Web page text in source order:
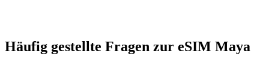
Häufig gestellte Fragen zur eSIM Maya